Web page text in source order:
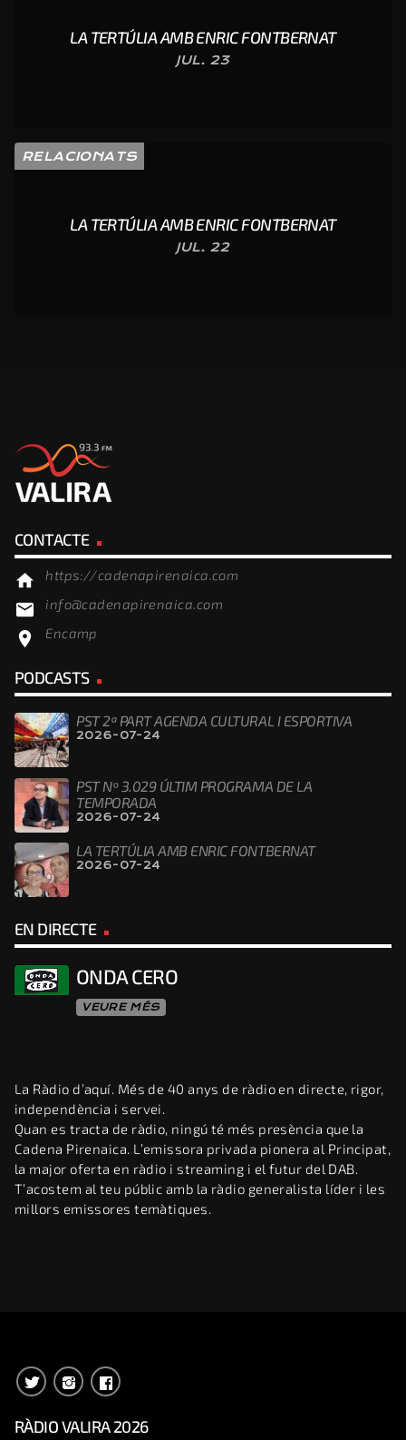
LA TERTÚLIA AMB ENRIC FONTBERNAT
JUL. 23
RELACIONATS
LA TERTÚLIA AMB ENRIC FONTBERNAT
JUL. 22
CONTACTE
home https://cadenapirenaica.com
email info@cadenapirenaica.com
location_on Encamp
PODCASTS
PST 2ª PART AGENDA CULTURAL I ESPORTIVA
2026-07-24
PST Nº 3.029 ÚLTIM PROGRAMA DE LA
TEMPORADA
2026-07-24
LA TERTÚLIA AMB ENRIC FONTBERNAT
2026-07-24
EN DIRECTE
ONDA CERO
VEURE MÉS
La Ràdio d’aquí. Més de 40 anys de ràdio en directe, rigor,
independència i servei.
Quan es tracta de ràdio, ningú té més presència que la
Cadena Pirenaica. L’emissora privada pionera al Principat,
la major oferta en ràdio i streaming i el futur del DAB.
T’acostem al teu públic amb la ràdio generalista líder i les
millors emissores temàtiques.
RÀDIO VALIRA 2026